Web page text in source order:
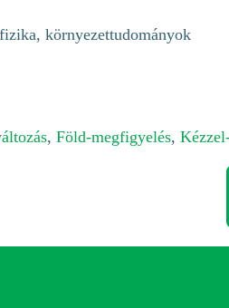
környezettudományok
, Föld-megfigyelés,